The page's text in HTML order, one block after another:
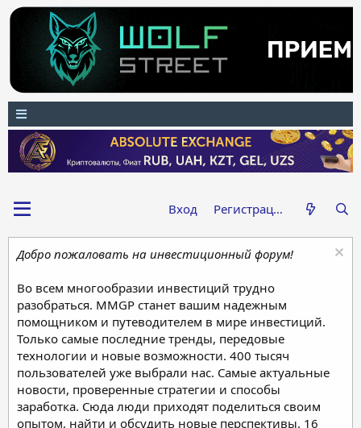
Вход Регистрация
Добро пожаловать на инвестиционный форум!
Во всем многообразии инвестиций трудно
разобраться. MMGP станет вашим надежным
помощником и путеводителем в мире инвестиций.
Только самые последние тренды, передовые
технологии и новые возможности. 400 тысяч
пользователей уже выбрали нас. Самые актуальные
новости, проверенные стратегии и способы
заработка. Сюда люди приходят поделиться своим
опытом, найти и обсудить новые перспективы. 16